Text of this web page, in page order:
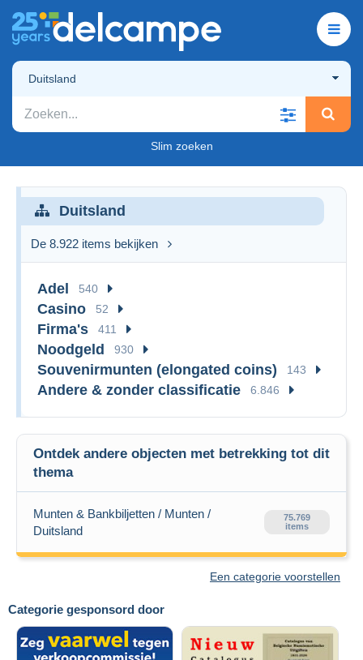
Duitsland
Slim zoeken
Categorie gesponsord door
Duitsland
De 8.922 items bekijken
Adel 540
Casino 52
Firma's 411
Noodgeld 930
Souvenirmunten (elongated coins) 143
Andere & zonder classificatie 6.846
Ontdek andere objecten met betrekking tot dit
thema
Munten & Bankbiljetten / Munten /
Duitsland
75.769
items
Een categorie voorstellen